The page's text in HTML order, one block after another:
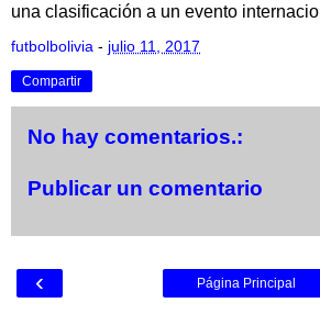
una clasificación a un evento
futbolbolivia - julio 11, 2017
Compartir
No hay comentarios.:
Publicar un comentario
‹ Página Principal